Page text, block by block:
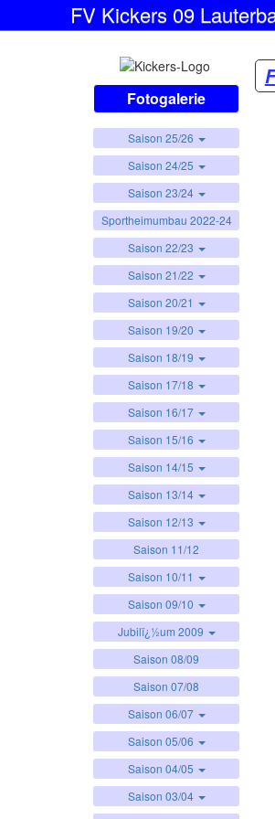
FV Kickers 09
Fotogalerie
Saison 25/26
Saison 24/25
Saison 23/24
Sportheimumbau 2022-24
Saison 22/23
Saison 21/22
Saison 20/21
Saison 19/20
Saison 18/19
Saison 17/18
Saison 16/17
Saison 15/16
Saison 14/15
Saison 13/14
Saison 12/13
Saison 11/12
Saison 10/11
Saison 09/10
Jubilï¿½um 2009
Saison 08/09
Saison 07/08
Saison 06/07
Saison 05/06
Saison 04/05
Saison 03/04